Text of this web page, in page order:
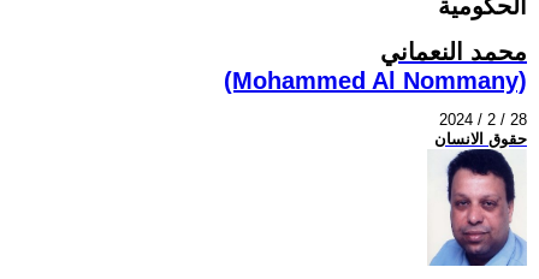
الحكومية
محمد النعماني
(Mohammed Al Nommany)
2024 / 2 / 28
حقوق الانسان